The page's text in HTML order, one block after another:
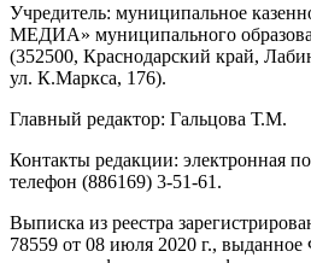
Учредитель: муниципальное
МЕДИА» муниципального
(352500, Краснодарский край,
ул. К.Маркса, 176).
Главный редактор: Гальцова Т.М.
Контакты редакции: электронная
телефон (886169) 3-51-61.
Выписка из реестра
78559 от 08 июля 2020 г.,